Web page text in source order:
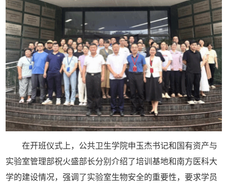
在开班仪式上，公共卫生学院申玉杰书记和 国有资产与
实验室管理部祝火盛部长分别介绍了培训基地和南方医科大
学的建设情况，强调了实验室生物安全的重要性，要求学员